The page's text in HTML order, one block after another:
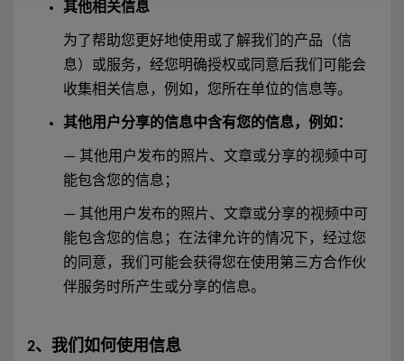
其他相关信息
为了帮助您更好地使用或了解我们的产品（信
息）或服务，经您明确授权或同意后我们可能会
收集相关信息，例如，您所在单位的信息等。
其他用户分享的信息中含有您的信息，例如：
— 其他用户发布的照片、文章或分享的视频中可
能包含您的信息；
— 其他用户发布的照片、文章或分享的视频中可
能包含您的信息；在法律允许的情况下，经过您
的同意，我们可能会获得您在使用第三方合作伙
伴服务时所产生或分享的信息。
2、我们如何使用信息